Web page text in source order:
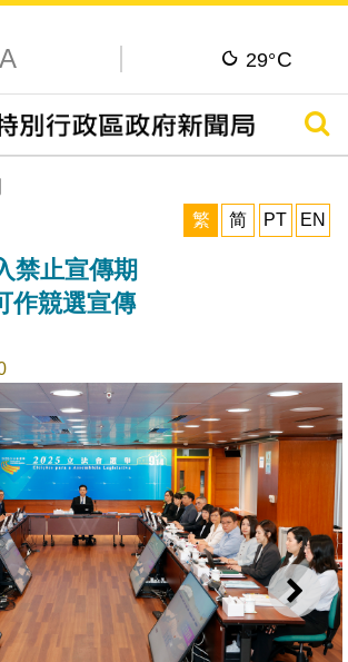
A 29°C
搜尋
繁
简 PT EN
禁止宣傳期
作競選宣傳
下一